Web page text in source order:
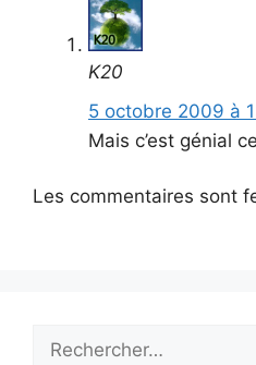
K20
5 octobre 2009 à
Mais c’est génial
Les commentaires sont
Rechercher :